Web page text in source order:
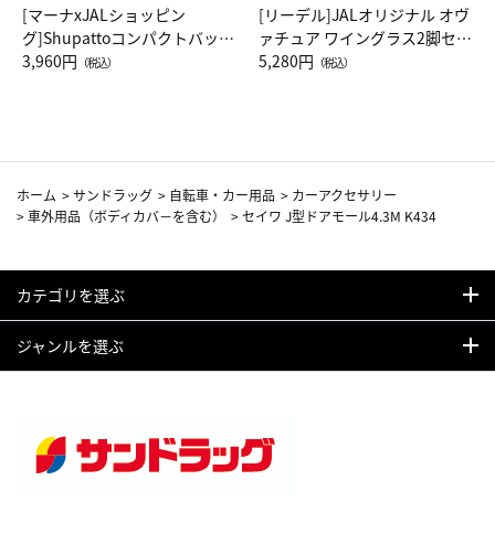
[マーナxJALショッピン
グ]Shupattoコンパクトバッグ
Drop JAL客室乗務員（LC）ス
3,960円 （税込）
[リーデル]JALオリジナル オヴ
ァチュア ワイングラス2脚セッ
ト（レッドワイン）
5,280円 （税込）
ホーム >サンドラッグ > 自転車・カー用品 > カーアクセサリー
>車外用品（ボディカバ－を含む） >セイワ J型ドアモール4.3M K434
カテゴリを選ぶ
ジャンルを選ぶ